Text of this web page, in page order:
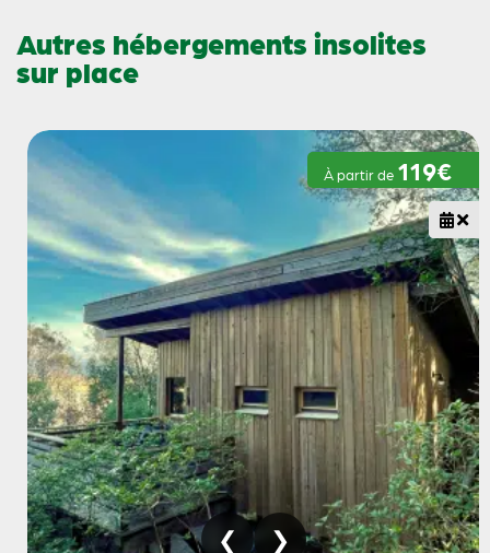
Autres hébergements insolites
sur place
À partir de 119€